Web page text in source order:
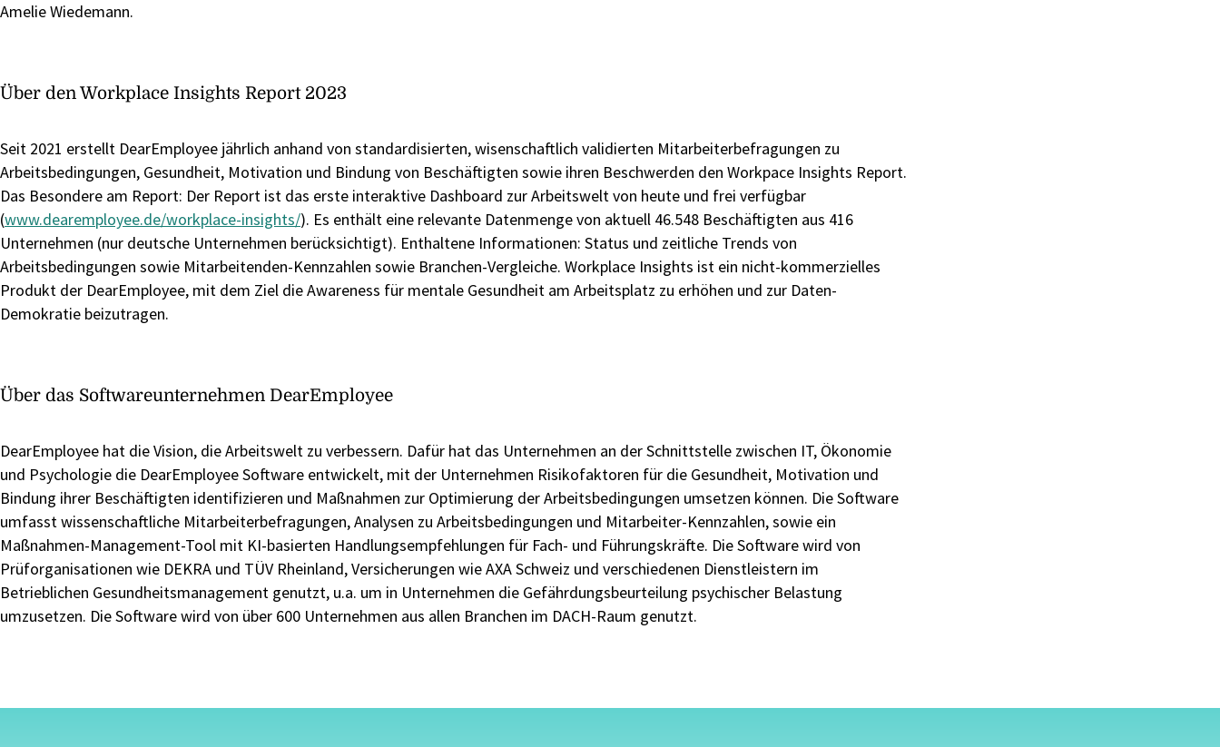
Amelie Wiedemann.
Über den Workplace Insights Report 2023
Seit 2021 erstellt DearEmployee jährlich anhand von standardisierten, wisenschaftlich validierten Mitarbeiterbefragungen zu
Arbeitsbedingungen, Gesundheit, Motivation und Bindung von Beschäftigten sowie ihren Beschwerden den Workpace Insights Report.
Das Besondere am Report: Der Report ist das erste interaktive Dashboard zur Arbeitswelt von heute und frei verfügbar
(www.dearemployee.de/workplace-insights/). Es enthält eine relevante Datenmenge von aktuell 46.548 Beschäftigten aus 416
Unternehmen (nur deutsche Unternehmen berücksichtigt). Enthaltene Informationen: Status und zeitliche Trends von
Arbeitsbedingungen sowie Mitarbeitenden-Kennzahlen sowie Branchen-Vergleiche. Workplace Insights ist ein nicht-kommerzielles
Produkt der DearEmployee, mit dem Ziel die Awareness für mentale Gesundheit am Arbeitsplatz zu erhöhen und zur Daten-
Demokratie beizutragen.
Über das Softwareunternehmen DearEmployee
DearEmployee hat die Vision, die Arbeitswelt zu verbessern. Dafür hat das Unternehmen an der Schnittstelle zwischen IT, Ökonomie
und Psychologie die DearEmployee Software entwickelt, mit der Unternehmen Risikofaktoren für die Gesundheit, Motivation und
Bindung ihrer Beschäftigten identifizieren und Maßnahmen zur Optimierung der Arbeitsbedingungen umsetzen können. Die Software
umfasst wissenschaftliche Mitarbeiterbefragungen, Analysen zu Arbeitsbedingungen und Mitarbeiter-Kennzahlen, sowie ein
Maßnahmen-Management-Tool mit KI-basierten Handlungsempfehlungen für Fach- und Führungskräfte. Die Software wird von
Prüforganisationen wie DEKRA und TÜV Rheinland, Versicherungen wie AXA Schweiz und verschiedenen Dienstleistern im
Betrieblichen Gesundheitsmanagement genutzt, u.a. um in Unternehmen die Gefährdungsbeurteilung psychischer Belastung
umzusetzen. Die Software wird von über 600 Unternehmen aus allen Branchen im DACH-Raum genutzt.